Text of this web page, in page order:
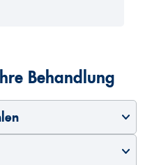
Behandlung